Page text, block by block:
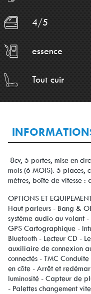
4/5
essence
Tout cuir
8cv, 5 portes, mise en
mois (6 MOIS). 5 places,
mètres, boîte de vitesse :
OPTIONS ET
Haut parleurs - Bang &
système audio au volant -
GPS Cartographique -
Bluetooth - Lecteur CD -
auxiliaire de connexion
connectés - TMC
en côte - Arrêt et
luminosité - Capteur de
- Palettes changement